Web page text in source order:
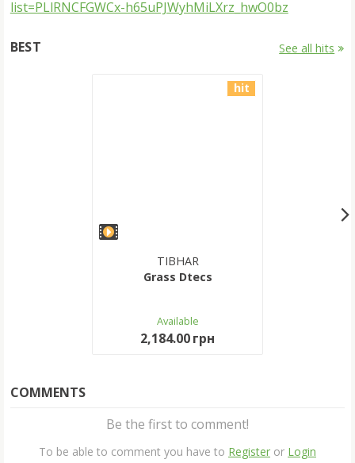
list=PLlRNCFGWCx-h65uPJWyhMiLXrz_hwO0bz
BEST See all hits
hit
TIBHAR
Grass Dtecs
Available
2,184.00 грн
COMMENTS
Be the first to comment!
To be able to comment you have to Register or Login